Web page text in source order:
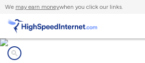
We may earn moneywhen you click our links.